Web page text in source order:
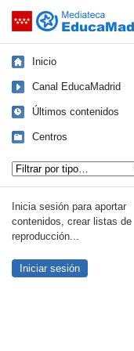
Saltar navegación
Inicio
Canal EducaMadrid
Últimos contenidos
Centros
Inicia sesión para aportar
contenidos, crear listas de
reproducción...
Iniciar sesión